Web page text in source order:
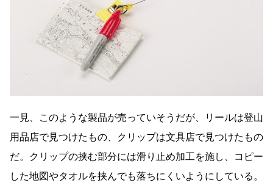
一見、このような製品が売っていそうだが、リールは登山
用品店で見つけたもの、クリップは文具店で見つけたもの
だ。クリップの挟む部分には滑り止め加工を施し、コピー
した地図やタオルを挟んでも落ちにくいようにしている。